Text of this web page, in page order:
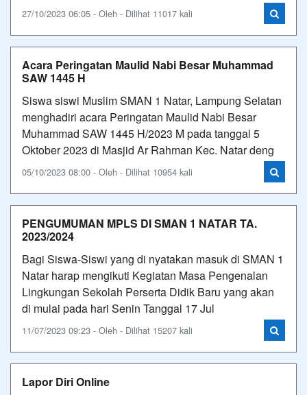
27/10/2023 06:05 - Oleh - Dilihat 11017 kali
Acara Peringatan Maulid Nabi Besar Muhammad
SAW 1445 H
Siswa siswi Muslim SMAN 1 Natar, Lampung Selatan
menghadiri acara Peringatan Maulid Nabi Besar
Muhammad SAW 1445 H/2023 M pada tanggal 5
Oktober 2023 di Masjid Ar Rahman Kec. Natar deng
05/10/2023 08:00 - Oleh - Dilihat 10954 kali
PENGUMUMAN MPLS DI SMAN 1 NATAR TA.
2023/2024
Bagi Siswa-Siswi yang di nyatakan masuk di SMAN 1
Natar harap mengikuti Kegiatan Masa Pengenalan
Lingkungan Sekolah Perserta Didik Baru yang akan
di mulai pada hari Senin Tanggal 17 Jul
11/07/2023 09:23 - Oleh - Dilihat 15207 kali
Lapor Diri Online